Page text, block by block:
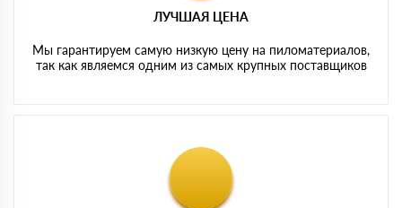
ЛУЧШАЯ ЦЕНА
Мы гарантируем самую низкую цену на пиломатериалов,
так как являемся одним из самых крупных поставщиков